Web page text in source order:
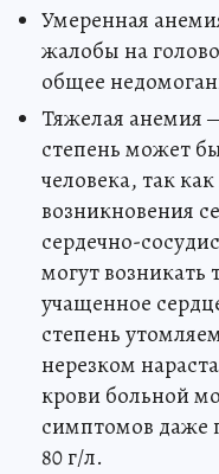
Умеренная
жалобы на
общее
Тяжелая анемия
степень может
человека, так
возникновения
сердечно-
могут
учащенное
степень
нерезком
крови больной
симптомов даже
80 г/л.